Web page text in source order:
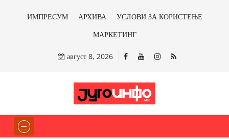
ИМПРЕСУМ АРХИВА
УСЛОВИ ЗА КОРИСТЕЊЕ
МАРКЕТИНГ
август 8, 2026